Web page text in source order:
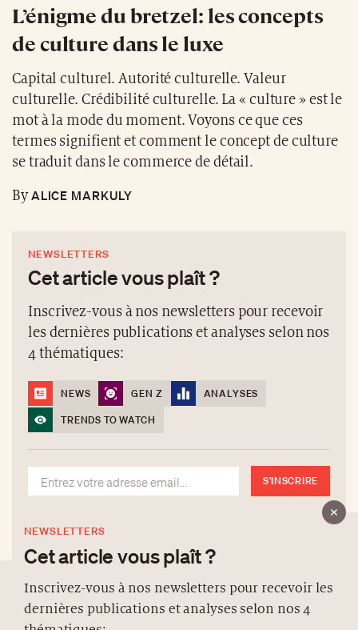
L’énigme du bretzel: les concepts
de culture dans le luxe
Capital culturel. Autorité culturelle. Valeur
culturelle. Crédibilité culturelle. La « culture » est le
mot à la mode du moment. Voyons ce que ces
termes signifient et comment le concept de culture
se traduit dans le commerce de détail.
ByALICE MARKULY
NEWSLETTERS
Cet article vous plaît ?
Inscrivez-vous à nos newsletters pour recevoir
les dernières publications et analyses selon nos
4 thématiques:
NEWS GEN Z
ANALYSES
TRENDS TO WATCH
S'INSCRIRE
NEWSLETTERS
Cet article vous plaît ?
Inscrivez-vous à nos newsletters pour recevoir les
dernières publications et analyses selon nos 4
À PROPOS